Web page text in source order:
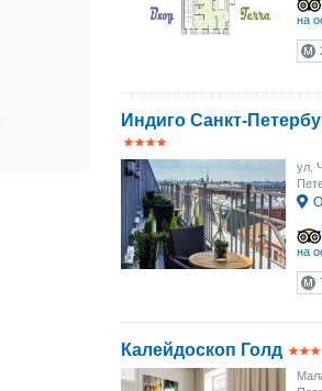
на
Индиго Санкт-
ул.
на
Калейдоскоп Голд